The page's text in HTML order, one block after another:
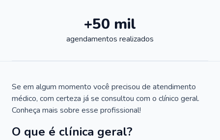
+50 mil
agendamentos realizados
Se em algum momento você precisou de atendimento
médico, com certeza já se consultou com o clínico geral.
Conheça mais sobre esse profissional!
O que é clínica geral?